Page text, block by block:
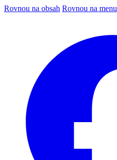
Rovnou na obsah Rovnou na menu